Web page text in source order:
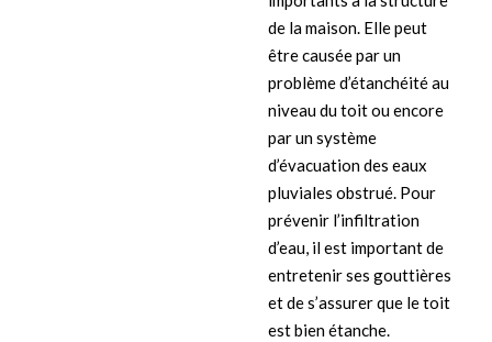
de la maison. Elle peut
être causée par un
problème d’étanchéité au
niveau du toit ou encore
par un système
d’évacuation des eaux
pluviales obstrué. Pour
prévenir l’infiltration
d’eau, il est important de
entretenir ses gouttières
et de s’assurer que le toit
est bien étanche.